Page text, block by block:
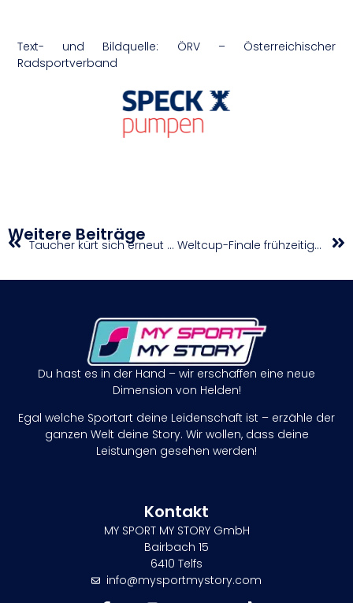
Text- und Bildquelle: ÖRV – Österreichischer
Radsportverband
Weitere Beiträge Taucher kürt sich erneut zum Doppelweltmeister Weltcup-Finale frühzeitig fixiert
Du hast es in der Hand – wir erschaffen eine neue
Dimension von Helden!
Egal welche Sportart deine Leidenschaft ist – erzähle der
ganzen Welt deine Story. Wir wollen, dass deine
Leistungen gesehen werden!
Kontakt
MY SPORT MY STORY GmbH
Bairbach 15
6410 Telfs
info@mysportmystory.com